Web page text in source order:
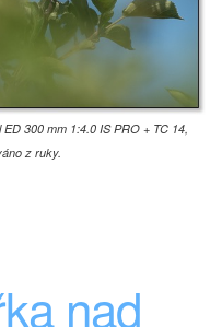
300 mm 1:4.0 IS PRO + TC 14,
z ruky.
nad